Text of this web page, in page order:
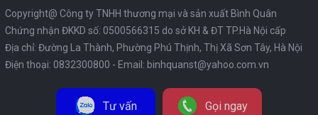
Copyright@ Công ty TNHH thương mại và sản xuất Bình Quân
Chứng nhận ĐKKD số: 0500566315 do sở KH & ĐT TP.Hà Nội cấp
Địa chỉ: Đường La Thành, Phường Phú Thịnh, Thị Xã Sơn Tây, Hà Nội
Điện thoại: 0832300800 - Email: binhquanst@yahoo.com.vn
Tư vấn Gọi ngay